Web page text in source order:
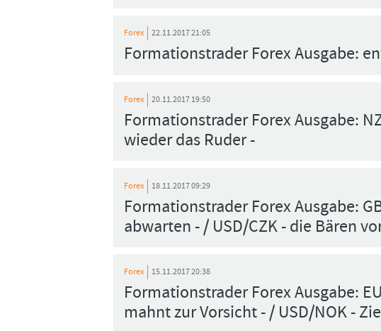
Forex 22.11.2017 21:05
Formationstrader Forex Ausgabe:
Forex 20.11.2017 19:50
Formationstrader Forex Ausgabe:
wieder das Ruder -
Forex 18.11.2017 09:29
Formationstrader Forex Ausgabe:
abwarten - / USD/CZK - die Bären
Forex 15.11.2017 20:38
Formationstrader Forex Ausgabe:
mahnt zur Vorsicht - / USD/NOK -